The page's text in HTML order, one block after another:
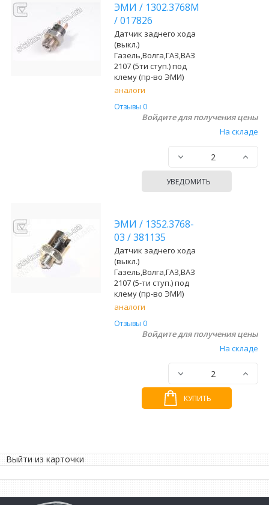
ЭМИ / 1302.3768М
/017826
Датчик заднего хода
(выкл.)
Газель,Волга,ГАЗ,ВАЗ
2107 (5ти ступ.) под
клему (пр-во ЭМИ)
аналоги
Отзывы 0
Войдите для получения цены
На складе
УВЕДОМИТЬ
ЭМИ / 1352.3768-
03 /381135
Датчик заднего хода
(выкл.)
Газель,Волга,ГАЗ,ВАЗ
2107 (5-ти ступ.) под
клему (пр-во ЭМИ)
аналоги
Отзывы 0
Войдите для получения цены
На складе
КУПИТЬ
Выйти из карточки